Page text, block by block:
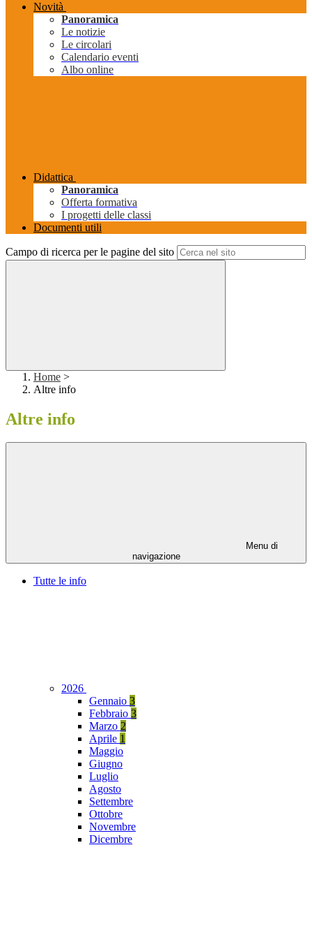
Novità
Panoramica
Le notizie
Le circolari
Calendario eventi
Albo online
Didattica
Panoramica
Offerta formativa
I progetti delle classi
Documenti utili
Campo di ricerca per le pagine del sito
Home >
Altre info
Altre info
Menu di
navigazione
Tutte le info
2026
Gennaio 3
Febbraio 3
Marzo 2
Aprile 1
Maggio
Giugno
Luglio
Agosto
Settembre
Ottobre
Novembre
Dicembre